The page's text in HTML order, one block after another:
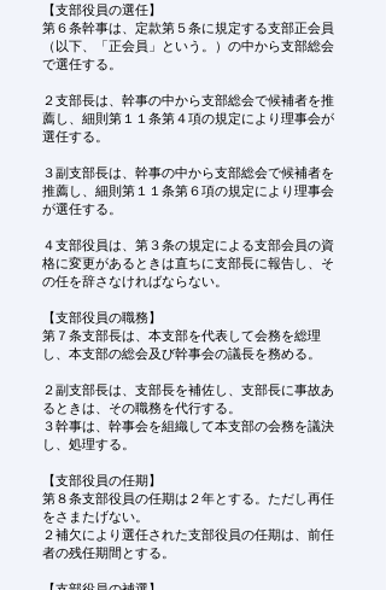
【支部役員の選任】
第６条幹事は、定款第５条に規定する支部正会員
（以下、「正会員」という。）の中から支部総会
で選任する。
２支部長は、幹事の中から支部総会で候補者を推
薦し、細則第１１条第４項の規定により理事会が
選任する。
３副支部長は、幹事の中から支部総会で候補者を
推薦し、細則第１１条第６項の規定により理事会
が選任する。
４支部役員は、第３条の規定による支部会員の資
格に変更があるときは直ちに支部長に報告し、そ
の任を辞さなければならない。
【支部役員の職務】
第７条支部長は、本支部を代表して会務を総理
し、本支部の総会及び幹事会の議長を務める。
２副支部長は、支部長を補佐し、支部長に事故あ
るときは、その職務を代行する。
３幹事は、幹事会を組織して本支部の会務を議決
し、処理する。
【支部役員の任期】
第８条支部役員の任期は２年とする。ただし再任
をさまたげない。
２補欠により選任された支部役員の任期は、前任
者の残任期間とする。